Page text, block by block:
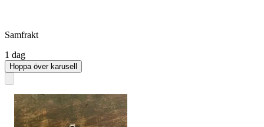
Samfrakt
1 dag
Hoppa över karusell